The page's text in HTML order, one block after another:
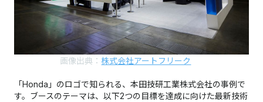
画像出典：株式会社アートフリーク
「Honda」のロゴで知られる、本田技研工業株式会社の事例で
す。ブースのテーマは、以下2つの目標を達成に向けた最新技術